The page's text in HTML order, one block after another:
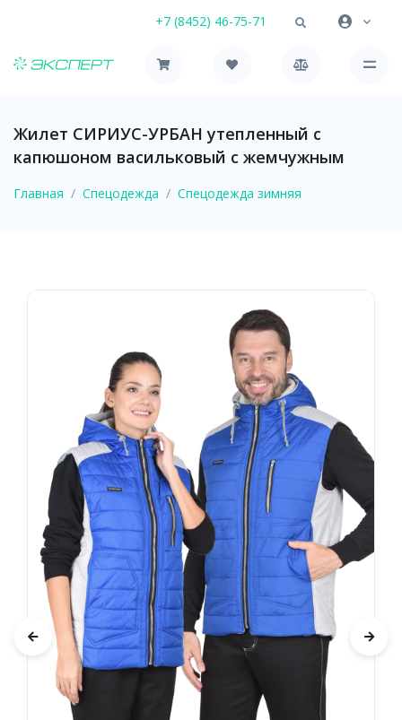
+7 (8452) 46-75-71
Жилет СИРИУС-УРБАН утепленный с
капюшоном васильковый с жемчужным
Главная Спецодежда Спецодежда зимняя